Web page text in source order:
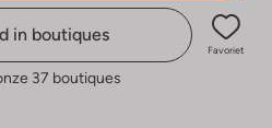
in boutiques
Favoriet
37 boutiques